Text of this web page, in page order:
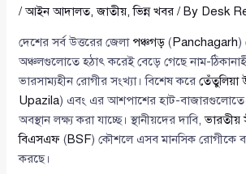
/আইন আদালত,জাতীয়,ভিন্ন খবর / By Desk
দেশের সর্ব উত্তরের জেলা পঞ্চগড় (Panchagarh)
অঞ্চলগুলোতে হঠাৎ করেই বেড়ে গেছে নাম-
ভারসাম্যহীন রোগীর সংখ্যা। বিশেষ করেতেঁতুলিয়া
Upazila) এবং এর আশপাশের হাট-বাজারগুলোতে
অবস্থান লক্ষ্য করা যাচ্ছে। স্থানীয়দের দাবি,ভারতীয়
বিএসএফ (BSF) কৌশলে এসব মানসিক রোগীকে
করছে।